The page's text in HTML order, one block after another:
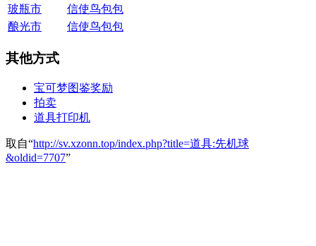
玻瓶市
信使鸟包包
酿光市
信使鸟包包
其他方式
宝可梦图鉴奖励
拍卖
道具打印机
取自“http://sv.xzonn.top/index.php?title=道具:先机球
&oldid=7707”